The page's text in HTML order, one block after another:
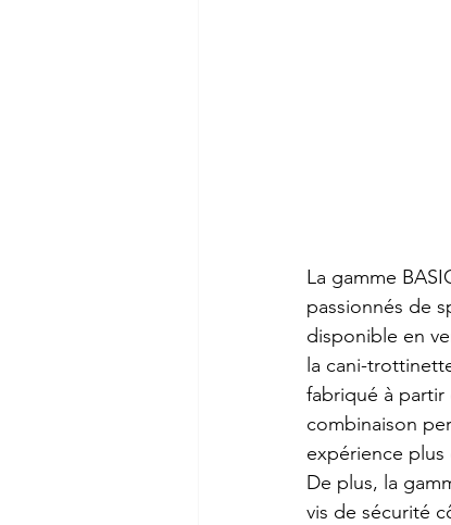
La gamme
passionnés de
disponible en
la cani-
fabriqué à
combinaison
expérience
De plus, la
vis de sécurité